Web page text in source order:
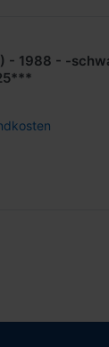
- 1988 - -